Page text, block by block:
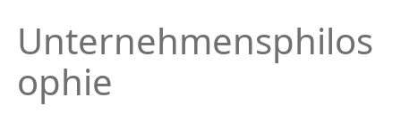
Unternehmensphilos
ophie